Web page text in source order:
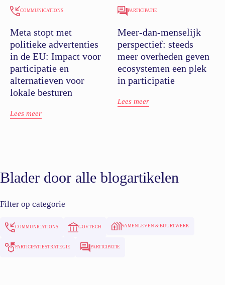
COMMUNICATIONS
Meta stopt met
politieke advertenties
in de EU: Impact voor
participatie en
alternatieven voor
lokale besturen
Lees meer
PARTICIPATIE
Meer-dan-menselijk
perspectief: steeds
meer overheden geven
ecosystemen een plek
in participatie
Lees meer
Blader door alle blogartikelen
Filter op categorie
COMMUNICATIONS GOVTECH SAMENLEVEN & BUURTWERK
PARTICIPATIESTRATEGIE PARTICIPATIE